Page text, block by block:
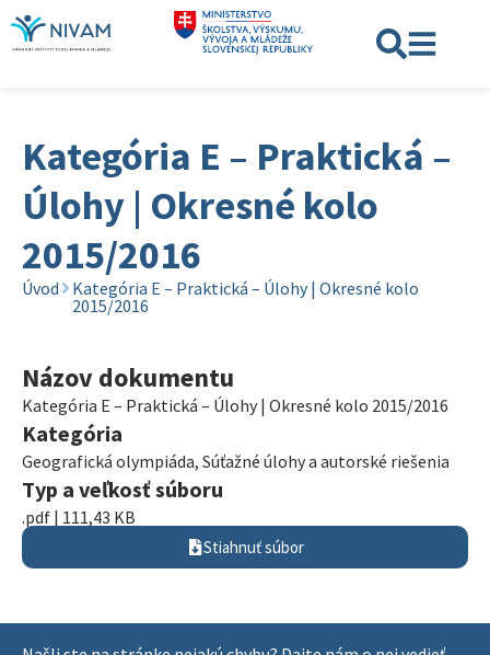
Kategória E – Praktická –
Úlohy | Okresné kolo
2015/2016
Úvod
Kategória E – Praktická – Úlohy | Okresné kolo
2015/2016
Názov dokumentu
Kategória E – Praktická – Úlohy | Okresné kolo 2015/2016
Kategória
Geografická olympiáda, Súťažné úlohy a autorské riešenia
Typ a veľkosť súboru
.pdf | 111,43 KB
Stiahnuť súbor